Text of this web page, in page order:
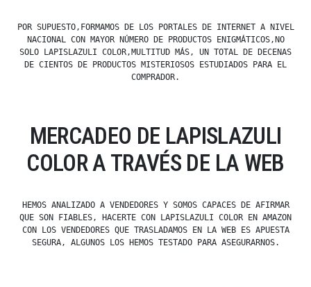
POR SUPUESTO,FORMAMOS DE LOS PORTALES DE INTERNET A NIVEL
NACIONAL CON MAYOR NÚMERO DE PRODUCTOS ENIGMÁTICOS,NO
SOLO LAPISLAZULI COLOR,MULTITUD MÁS, UN TOTAL DE DECENAS
DE CIENTOS DE PRODUCTOS MISTERIOSOS ESTUDIADOS PARA EL
COMPRADOR.
MERCADEO DE LAPISLAZULI
COLOR A TRAVÉS DE LA WEB
HEMOS ANALIZADO A VENDEDORES Y SOMOS CAPACES DE AFIRMAR
QUE SON FIABLES, HACERTE CON LAPISLAZULI COLOR EN AMAZON
CON LOS VENDEDORES QUE TRASLADAMOS EN LA WEB ES APUESTA
SEGURA, ALGUNOS LOS HEMOS TESTADO PARA ASEGURARNOS.